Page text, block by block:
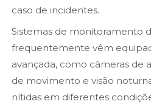
caso de incidentes.
Sistemas de monitoramento
frequentemente vêm
avançada, como câmeras de
de movimento e visão
nítidas em diferentes